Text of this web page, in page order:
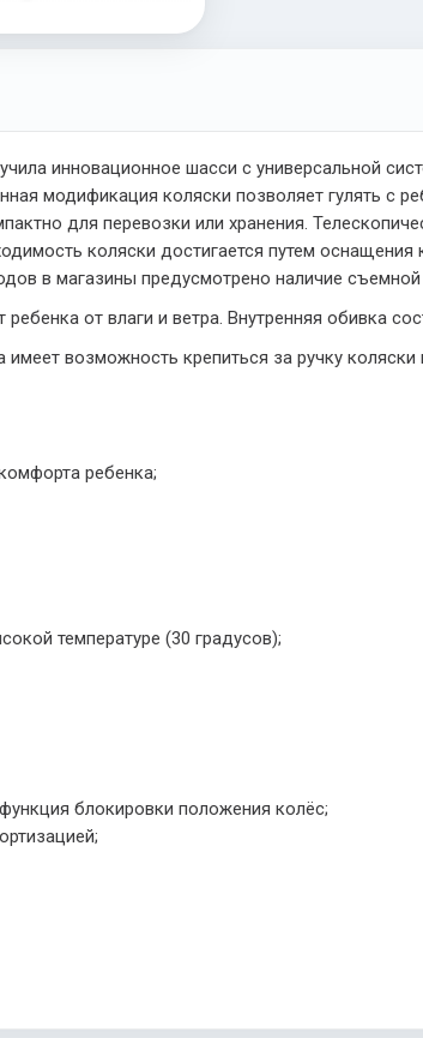
инновационное шасси с универсальной
модификация коляски позволяет гулять с
для перевозки или хранения.
коляски достигается путем
в магазины предусмотрено наличие
от влаги и ветра. Внутренняя обивка
возможность крепиться за ручку
ребенка;
температуре (30 градусов);
блокировки положения колёс;